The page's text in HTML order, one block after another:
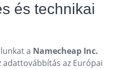
és technikai
a Namecheap Inc.
adattovábbítás az Európai